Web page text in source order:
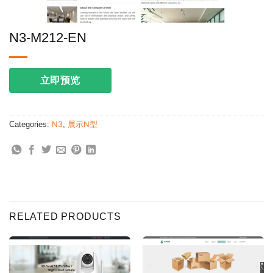
N3-M212-EN
立即预览
Categories: N3, 展示N型
RELATED PRODUCTS